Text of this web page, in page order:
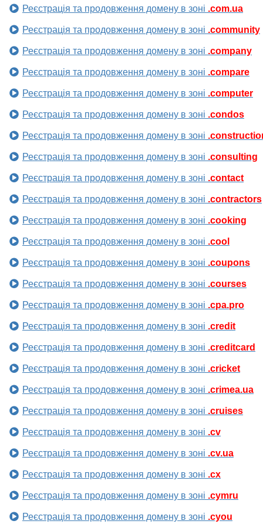
Реєстрація та продовження домену в зоні .com.ua
Реєстрація та продовження домену в зоні .community
Реєстрація та продовження домену в зоні .company
Реєстрація та продовження домену в зоні .compare
Реєстрація та продовження домену в зоні .computer
Реєстрація та продовження домену в зоні .condos
Реєстрація та продовження домену в зоні
Реєстрація та продовження домену в зоні .consulting
Реєстрація та продовження домену в зоні .contact
Реєстрація та продовження домену в зоні .contractors
Реєстрація та продовження домену в зоні .cooking
Реєстрація та продовження домену в зоні .cool
Реєстрація та продовження домену в зоні .coupons
Реєстрація та продовження домену в зоні .courses
Реєстрація та продовження домену в зоні .cpa.pro
Реєстрація та продовження домену в зоні .credit
Реєстрація та продовження домену в зоні .creditcard
Реєстрація та продовження домену в зоні .cricket
Реєстрація та продовження домену в зоні .crimea.ua
Реєстрація та продовження домену в зоні .cruises
Реєстрація та продовження домену в зоні .cv
Реєстрація та продовження домену в зоні .cv.ua
Реєстрація та продовження домену в зоні .cx
Реєстрація та продовження домену в зоні .cymru
Реєстрація та продовження домену в зоні .cyou